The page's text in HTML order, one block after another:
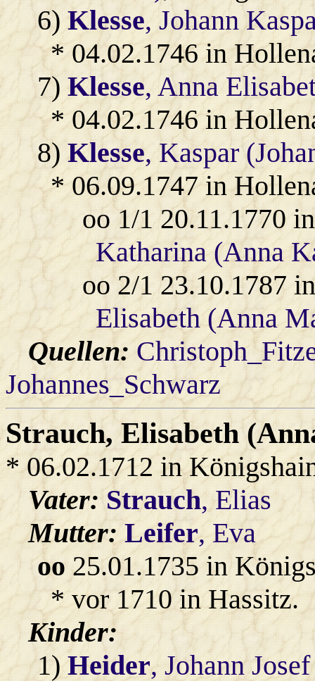
6)Klesse, Johann
* 04.02.1746 in
7)Klesse, Anna
* 04.02.1746 in
8)Klesse, Kaspar
* 06.09.1747 in
oo 1/1 20.11.1770
Katharina (Anna
oo 2/1 23.10.1787
Elisabeth (Anna
Quellen:
Johannes_Schwarz
Strauch, Elisabeth
* 06.02.1712 in
Vater:Strauch, Elias
Mutter:Leifer, Eva
oo 25.01.1735 in
* vor 1710 in Hassitz.
Kinder:
1)Heider, Johann Josef